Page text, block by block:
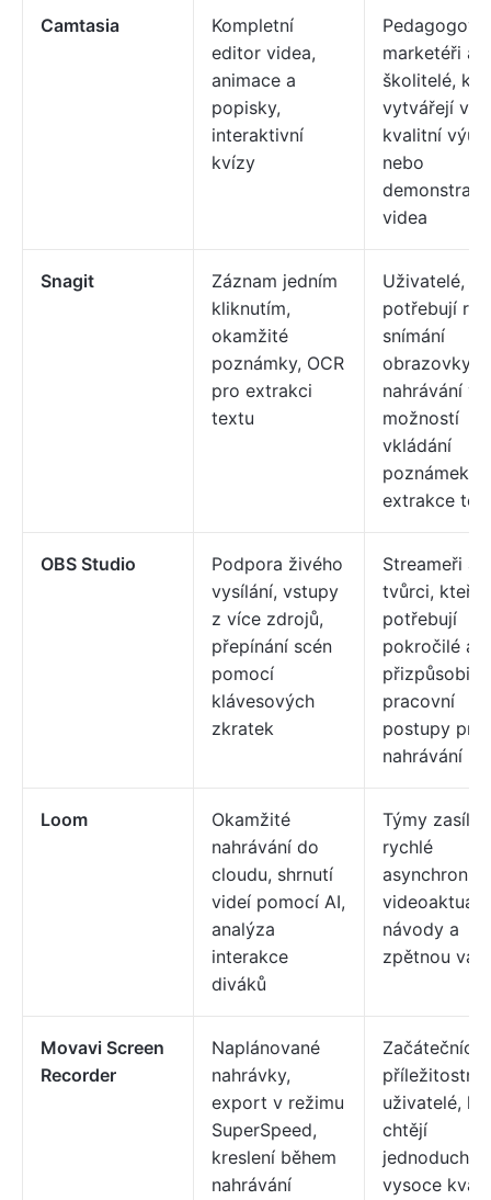
Camtasia
Kompletní
editor videa,
animace a
popisky,
interaktivní
kvízy
Pedagogové,
marketéři a
školitelé,
vytvářejí
kvalitní
nebo
videa
Snagit
Záznam jedním
kliknutím,
okamžité
poznámky, OCR
pro extrakci
textu
Uživatelé,
potřebují
snímání
obrazovky a
nahrávání
možností
vkládání
poznámek a
extrakce
OBS Studio
Podpora živého
vysílání, vstupy
z více zdrojů,
přepínání scén
pomocí
klávesových
zkratek
Streameři a
tvůrci, kteří
potřebují
pokročilé a
pracovní
postupy pro
nahrávání
Loom
Okamžité
nahrávání do
cloudu, shrnutí
videí pomocí AI,
analýza
interakce
diváků
Týmy
rychlé
asynchronní
návody a
zpětnou
Movavi Screen
Recorder
Naplánované
nahrávky,
export v režimu
SuperSpeed,
kreslení během
nahrávání
Začátečníci
příležitostní
uživatelé,
chtějí
jednoduché,
vysoce